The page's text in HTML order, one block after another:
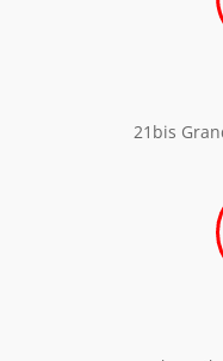
21bis